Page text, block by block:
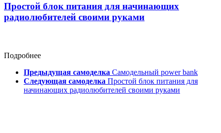
Простой блок питания для начинающих
радиолюбителей своими руками
Подробнее
Предыдущая самоделка Самодельный power bank
Следующая самоделка Простой блок питания для
начинающих радиолюбителей своими руками